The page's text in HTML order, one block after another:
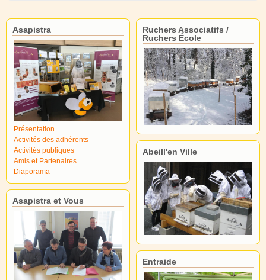
Asapistra
Présentation
Activités des adhérents
Activités publiques
Amis et Partenaires.
Diaporama
Asapistra et Vous
Ruchers Associatifs /
Ruchers École
Abeill'en Ville
Entraide